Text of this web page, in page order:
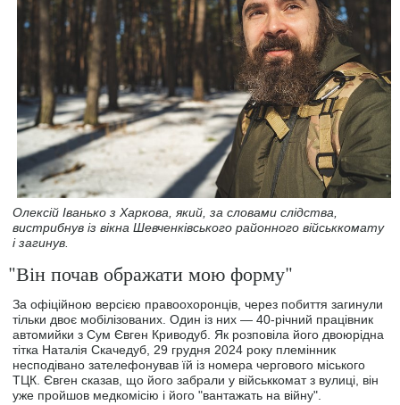
Олексій Іванько з Харкова, який, за словами слідства,
вистрибнув із вікна Шевченківського районного військкомату
і загинув.
"Він почав ображати мою форму"
За офіційною версією правоохоронців, через побиття загинули
тільки двоє мобілізованих. Один із них — 40-річний працівник
автомийки з Сум Євген Криводуб. Як розповіла його двоюрідна
тітка Наталія Скачедуб, 29 грудня 2024 року племінник
несподівано зателефонував їй із номера чергового міського
ТЦК. Євген сказав, що його забрали у військкомат з вулиці, він
уже пройшов медкомісію і його "вантажать на війну".